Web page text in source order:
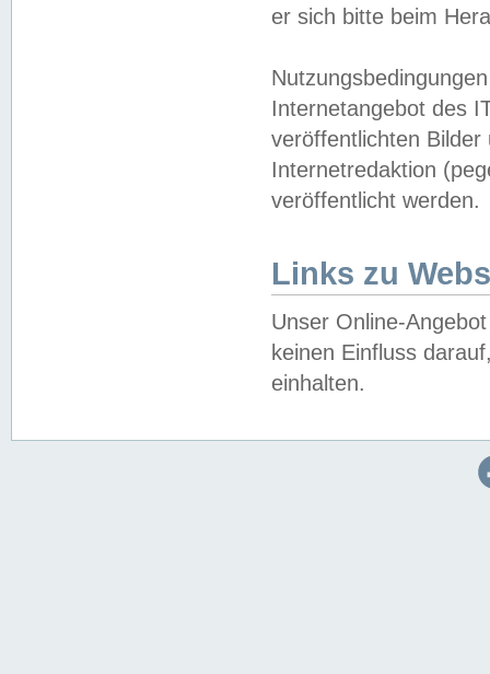
er sich bitte beim
Internetangebot des
veröffentlichten
Internetredaktion
veröffentlicht werden.
Links zu
Unser Online-
keinen Einfluss
einhalten.